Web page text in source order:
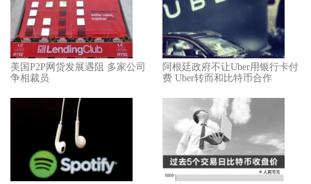
美国P2P网贷发展遇阻 多家公司
争相裁员
阿根廷政府不让Uber用银行卡付
费 Uber转而和比特币合作